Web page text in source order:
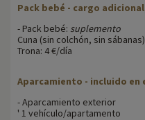
Pack bebé - cargo
- Pack bebé: suplemento
Cuna (sin colchón, sin
Trona: 4 €/día
Aparcamiento - incluido en
- Aparcamiento exterior
' 1 vehículo/apartamento